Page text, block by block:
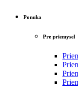
Ponuka
Pre priemysel